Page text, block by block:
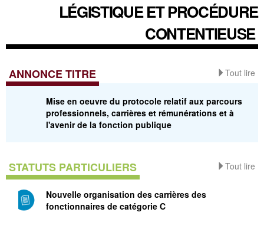
LÉGISTIQUE ET PROCÉDURE
CONTENTIEUSE
Tout lire
ANNONCE TITRE
Mise en oeuvre du protocole relatif aux parcours
professionnels, carrières et rémunérations et à
l'avenir de la fonction publique
Tout lire
STATUTS PARTICULIERS
Nouvelle organisation des carrières des
fonctionnaires de catégorie C